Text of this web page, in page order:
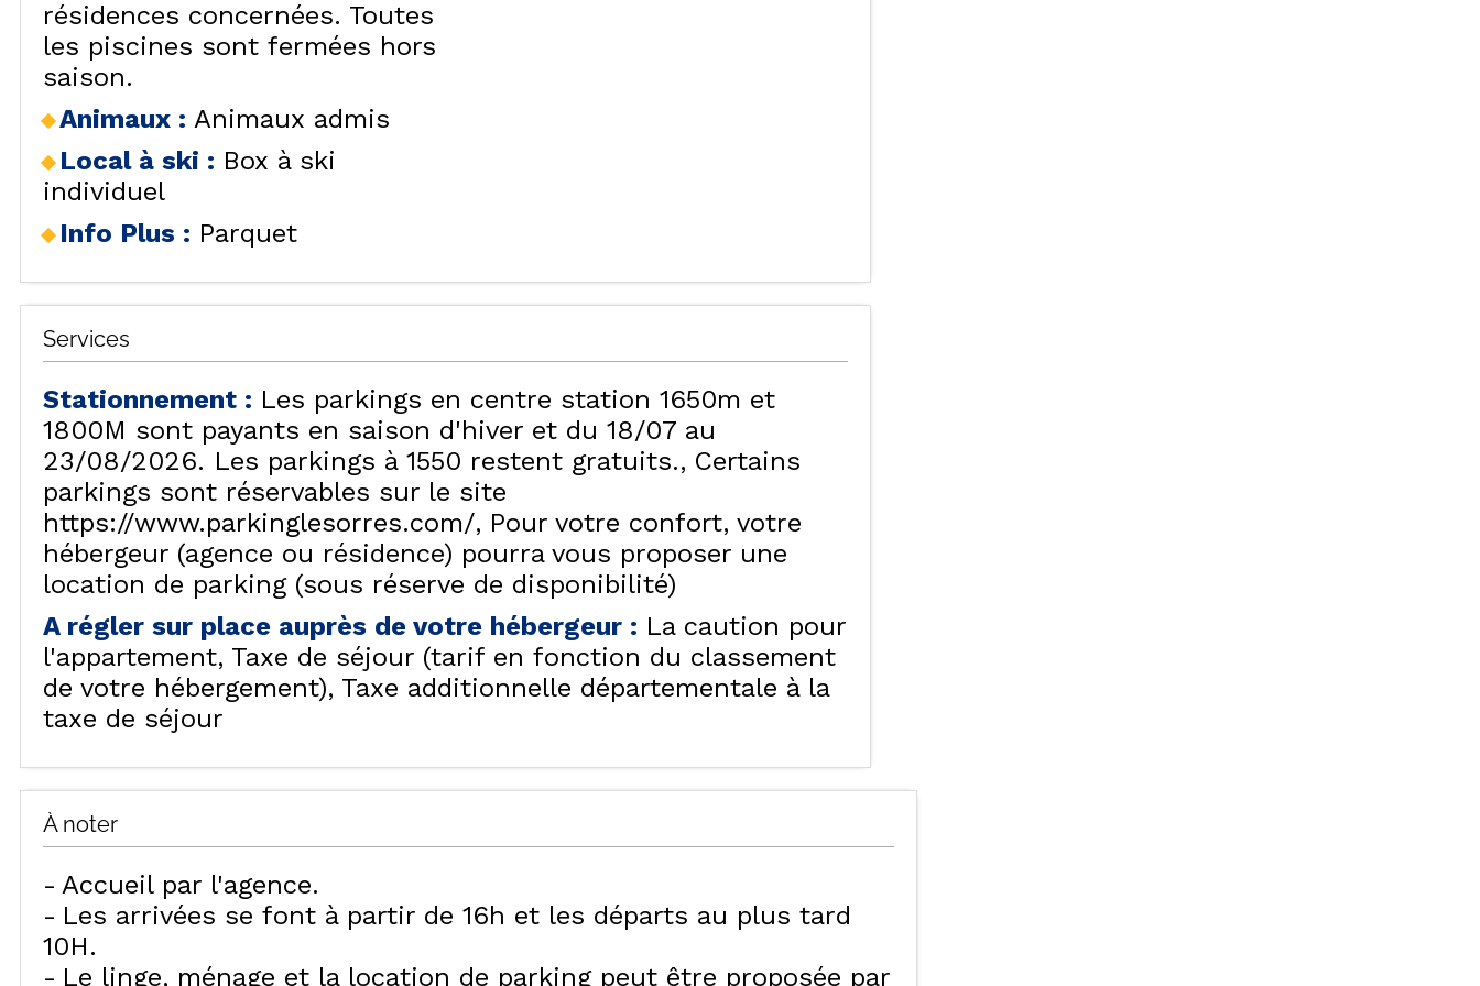
résidences concernées. Toutes
les piscines sont fermées hors
saison.
Animaux : Animaux admis
Local à ski : Box à ski
individuel
Info Plus : Parquet
Services
Stationnement : Les parkings en centre station 1650m et
1800M sont payants en saison d'hiver et du 18/07 au
23/08/2026. Les parkings à 1550 restent gratuits.
Certains
parkings sont réservables sur le site
https://www.parkinglesorres.com/ Pour votre confort, votre
hébergeur (agence ou résidence) pourra vous proposer une
location de parking (sous réserve de disponibilité)
A régler sur place auprès de votre hébergeur : La caution pour
l'appartement Taxe de séjour (tarif en fonction du classement
de votre hébergement) Taxe additionnelle départementale à la
taxe de séjour
À noter
Accueil par l'agence
Les arrivées se font à partir de 16h et les départs au plus tard
10H
Le linge, ménage et la location de parking peut être proposée par